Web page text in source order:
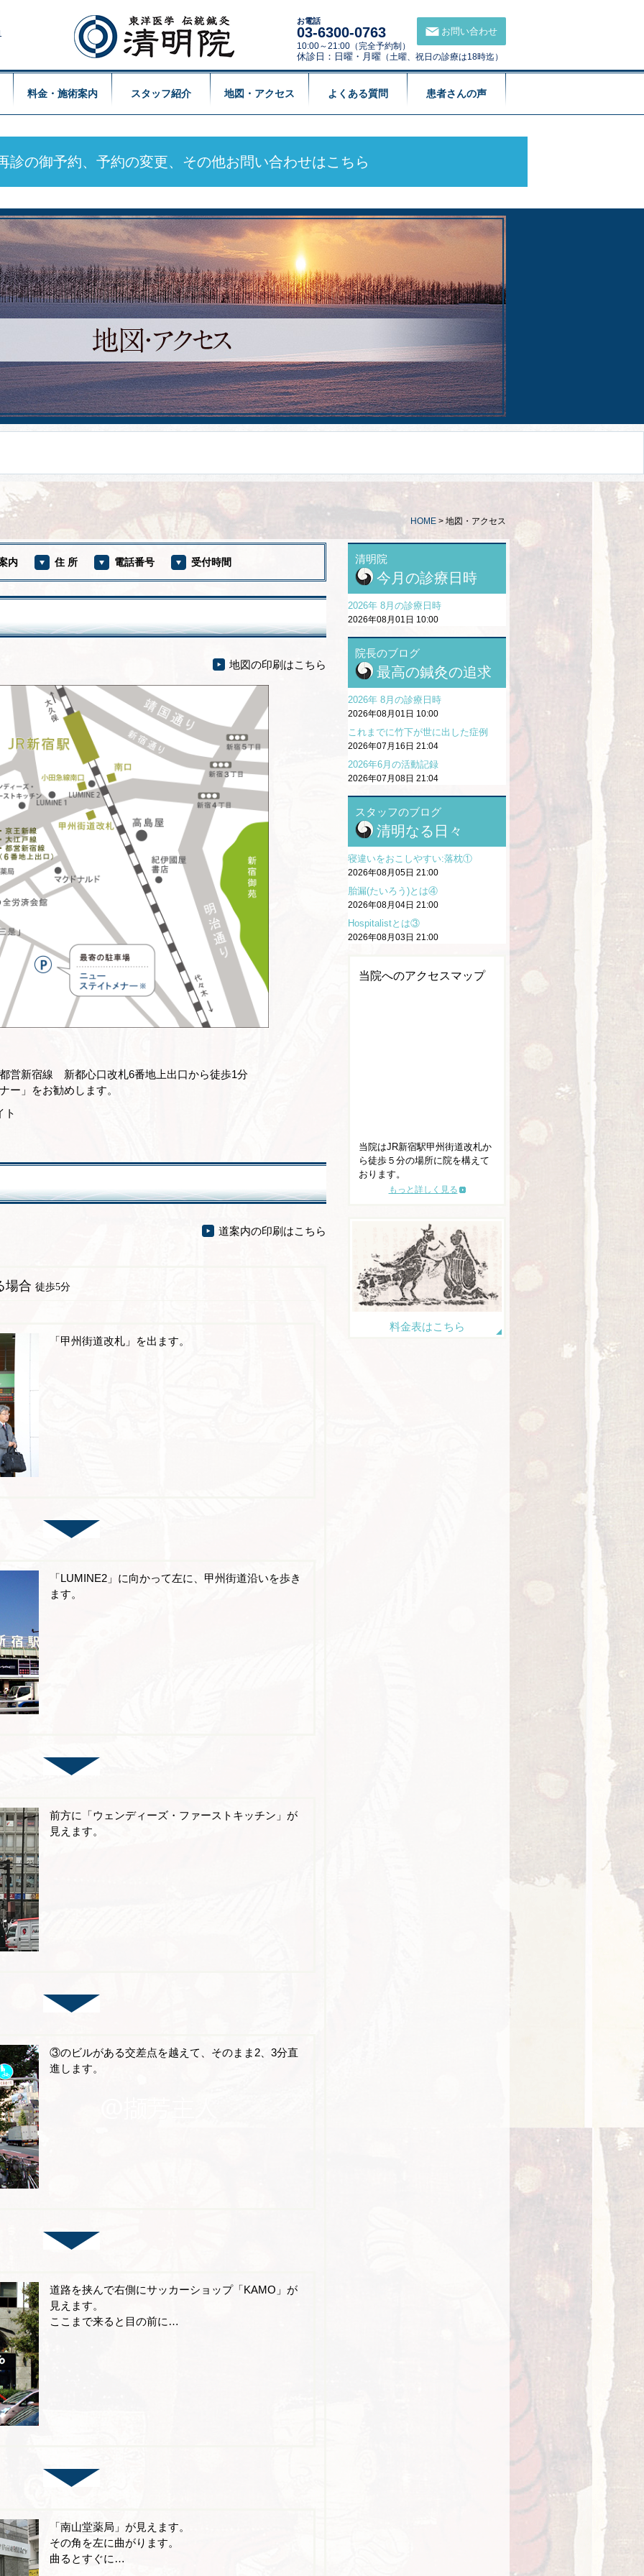
お電話
03-6300-0763
10:00～21:00（完全予約制）
お問い合わせ
休診日：日曜・月曜 （土曜、祝日の診療は18時迄）
料金・施術案内 スタッフ紹介 地図・アクセス よくある質問 患者さんの声
診の御予約、予約の変更、 その他お問い合わせはこちら
HOME > 地図・アクセス
内 住 所 電話番号 受付時間
地図の印刷はこちら
営新宿線 新都心口改札6番地上出口から徒歩1分
ー」をお勧めします。
ト
道案内の印刷はこちら
場合 徒歩5分
「甲州街道改札」を出ます。
「LUMINE2」に向かって左に、甲州街道沿いを歩き
ます。
前方に「ウェンディーズ・ファーストキッチン」が
見えます。
③のビルがある交差点を越えて、そのまま2、3分直
進します。
道路を挟んで右側にサッカーショップ「KAMO」が
見えます。
ここまで来ると目の前に…
「南山堂薬局」が見えます。
その角を左に曲がります。
曲るとすぐに…
清明院
今月の診療日時
2026年 8月の診療日時
2026年08月01日 10:00
院長のブログ
最高の鍼灸の追求
2026年 8月の診療日時
2026年08月01日 10:00
これまでに竹下が世に出した症例
2026年07月16日 21:04
2026年6月の活動記録
2026年07月08日 21:04
スタッフのブログ
清明なる日々
寝違いをおこしやすい:落枕①
2026年08月05日 21:00
胎漏(たいろう)とは④
2026年08月04日 21:00
Hospitalistとは③
2026年08月03日 21:00
当院へのアクセスマップ
当院はJR新宿駅甲州街道改札か
ら徒歩５分の場所に院を構えて
おります。
もっと詳しく見る
料金表はこちら